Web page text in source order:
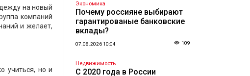
на новый
компаний
и желает,
учиться, но и
Экономика
Почему россияне выбирают
гарантированые банковские
вклады?
07.08.2026 10:04 109
Недвижимость
С 2020 года в России